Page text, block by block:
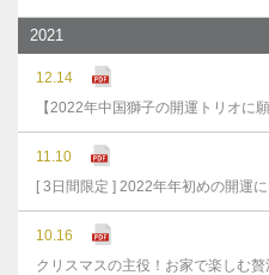
2021
12.14
【2022年中国獅子の開運トリオに
11.10
[ 3日間限定 ] 2022年年初めの開運
10.16
クリスマスの主役！お家で楽しむ